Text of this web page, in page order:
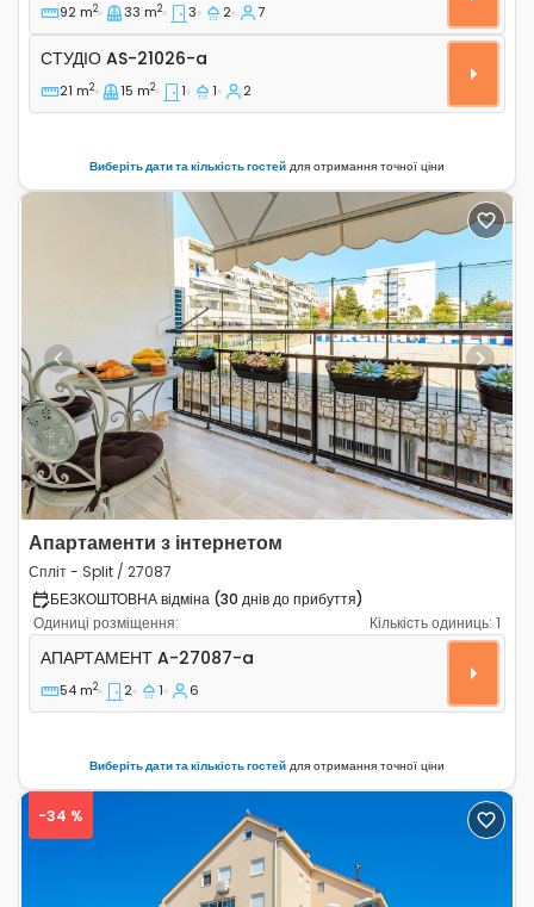
92 m2 33 m2 3 2 7
Студіо AS-21026-a
СТУДІО AS-21026-a
21 m2 15 m2 1 1 2
Виберіть дати та кількість гостей для отримання точної ціни
Previous Next
Апартаменти з інтернетом
Спліт - Split / 27087
БЕЗКОШТОВНА відміна (30 днів до прибуття)
Одиниці розміщення:
Кількість одиниць: 1
Двокімнатні апартаменти Спліт - Split A-27087-a
АПАРТАМЕНТ A-27087-a
54 m2 2 1 6
Виберіть дати та кількість гостей для отримання точної ціни
-34 %